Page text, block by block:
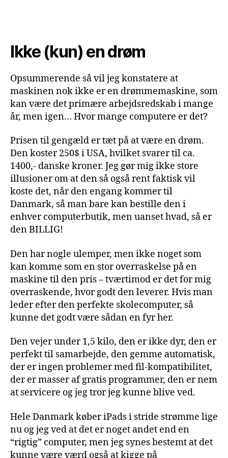
Ikke (kun) en drøm
Opsummerende så vil jeg konstatere at
maskinen nok ikke er en drømmemaskine, som
kan være det primære arbejdsredskab i mange
år, men igen… Hvor mange computere er det?
Prisen til gengæld er tæt på at være en drøm.
Den koster 250$ i USA, hvilket svarer til ca.
1400,- danske kroner. Jeg gør mig ikke store
illusioner om at den så også rent faktisk vil
koste det, når den engang kommer til
Danmark, så man bare kan bestille den i
enhver computerbutik, men uanset hvad, så er
den BILLIG!
Den har nogle ulemper, men ikke noget som
kan komme som en stor overraskelse på en
maskine til den pris – tværtimod er det for mig
overraskende, hvor godt den leverer. Hvis man
leder efter den perfekte skolecomputer, så
kunne det godt være sådan en fyr her.
Den vejer under 1,5 kilo, den er ikke dyr, den er
perfekt til samarbejde, den gemme automatisk,
der er ingen problemer med fil-kompatibilitet,
der er masser af gratis programmer, den er nem
at servicere og jeg tror jeg kunne blive ved.
Hele Danmark køber iPads i stride strømme lige
nu og jeg ved at det er noget andet end en
“rigtig” computer, men jeg synes bestemt at det
kunne være værd også at kigge på